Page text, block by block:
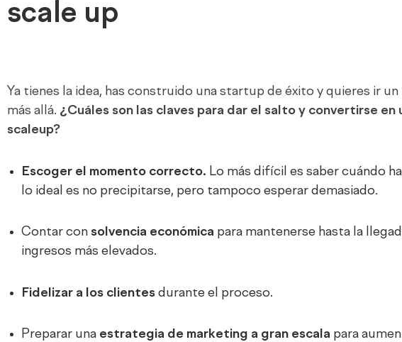
scale up
Ya tienes la idea, has construido una startup de éxito y quieres ir un
más allá. ¿Cuáles son las claves para dar el salto y convertirse en
scaleup?
Escoger el momento correcto. Lo más difícil es saber cuándo
lo ideal es no precipitarse, pero tampoco esperar demasiado.
Contar con solvencia económica para mantenerse hasta la
ingresos más elevados.
Fidelizar a los clientes durante el proceso.
Preparar una estrategia de marketing a gran escala para